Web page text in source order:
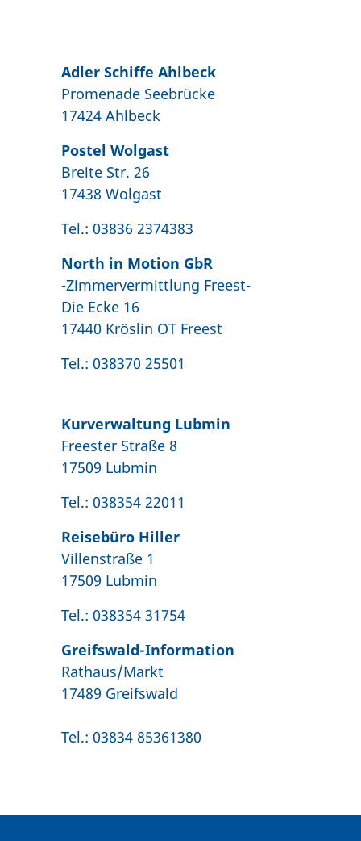
Adler Schiffe Ahlbeck
Promenade Seebrücke
17424 Ahlbeck
Postel Wolgast
Breite Str. 26
17438 Wolgast
Tel.: 03836 2374383
North in Motion GbR
-Zimmervermittlung Freest-
Die Ecke 16
17440 Kröslin OT Freest
Tel.: 038370 25501
Kurverwaltung Lubmin
Freester Straße 8
17509 Lubmin
Tel.: 038354 22011
Reisebüro Hiller
Villenstraße 1
17509 Lubmin
Tel.: 038354 31754
Greifswald-Information
Rathaus/Markt
17489 Greifswald
Tel.: 03834 85361380